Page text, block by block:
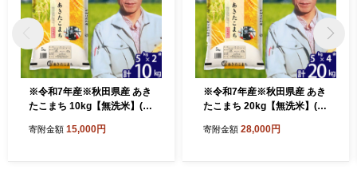
※令和7年産※秋田県産 あき
たこまち 10kg【無洗米】(5k
け】2025年産 お届け時期選
寄附金額 15,000円
※令和7年産※秋田県産 あき
たこまち 20kg【無洗米】(5k
け】2025年産 お届け時期選
寄附金額 28,000円